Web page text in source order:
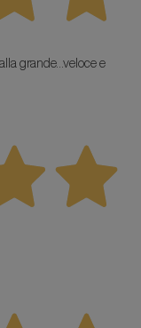
grande...veloce e